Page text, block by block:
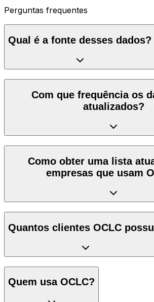
Perguntas frequentes
Qual é a fonte desses dados?
Com que frequência os
atualizados?
Como obter uma lista
empresas que usam
Quantos clientes OCLC
Quem usa OCLC?